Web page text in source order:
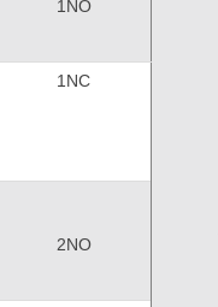
1NO
1NC
2NO